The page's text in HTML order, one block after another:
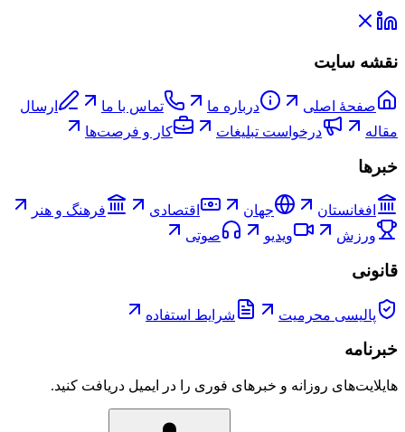
نقشه سایت
صفحۀ اصلی درباره ما تماس با ما
ارسال
مقاله
درخواست تبلیغات کار و فرصت‌ها
خبرها
افغانستان جهان اقتصادی
فرهنگ و هنر
ورزش
ویدیو صوتی
قانونی
پالیسی محرمیت شرایط استفاده
خبرنامه
هایلایت‌های روزانه و خبرهای فوری را در ایمیل دریافت کنید.